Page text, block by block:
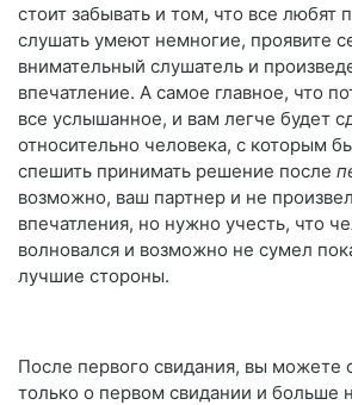
стоит забывать и том, что все любят
слушать умеют немногие, проявите
внимательный слушатель и
впечатление. А самое главное, что
все услышанное, и вам легче будет
относительно человека, с которым
спешить принимать решение после
возможно, ваш партнер и не
впечатления, но нужно учесть, что
волновался и возможно не сумел
лучшие стороны.
После первого свидания, вы можете
только о первом свидании и больше